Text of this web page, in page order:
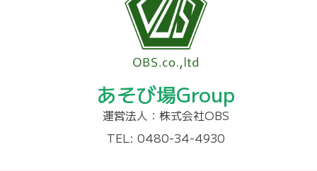
あそび場Group
運営法人：株式会社OBS
TEL: 0480-34-4930